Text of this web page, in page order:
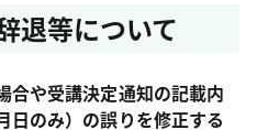
退等について
合や受講決定通知の記載内
日のみ）の誤りを修正する